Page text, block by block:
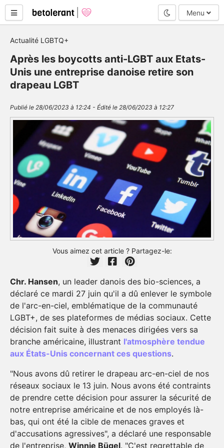
Mode nuit
Menu
Actualité LGBTQ+
Après les boycotts anti-LGBT aux Etats-
Unis une entreprise danoise retire son
drapeau LGBT
Publié le 28/06/2023 à 12:24 - Édité le 28/06/2023 à 12:27
Vous aimez cet article ? Partagez-le:
Chr. Hansen, un leader danois des bio-sciences, a
déclaré ce mardi 27 juin qu'il a dû enlever le symbole
de l'arc-en-ciel, emblématique de la communauté
LGBT+, de ses plateformes de médias sociaux. Cette
décision fait suite à des menaces dirigées vers sa
branche américaine, illustrant l'atmosphère tendue
aux États-Unis concernant ces questions.
"Nous avons dû retirer le drapeau arc-en-ciel de nos
réseaux sociaux le 13 juin. Nous avons été contraints
de prendre cette décision pour assurer la sécurité de
notre entreprise américaine et de nos employés là-
bas, qui ont été la cible de menaces graves et
d'accusations agressives", a déclaré une responsable
de l'entreprise, Winnie Bügel. "C'est regrettable de